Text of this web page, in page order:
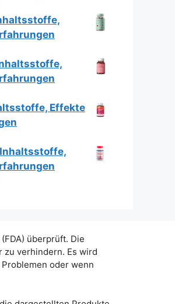
Effekte
Inhaltsstoffe,
überprüft. Die
zu verhindern. Es wird
oder wenn